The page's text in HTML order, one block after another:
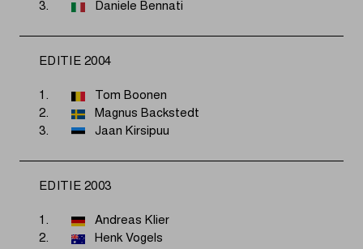
3.
Daniele Bennati
EDITIE 2004
1.
Tom Boonen
2.
Magnus Backstedt
3.
Jaan Kirsipuu
EDITIE 2003
1.
Andreas Klier
2.
Henk Vogels